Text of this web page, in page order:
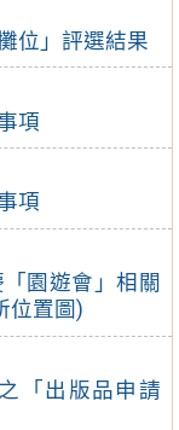
位」評選結果
項
項
園遊會」相關
位置圖)
「出版品申請